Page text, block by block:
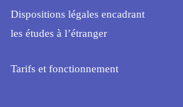
Dispositions légales encadrant
les études à l’étranger
Tarifs et fonctionnement